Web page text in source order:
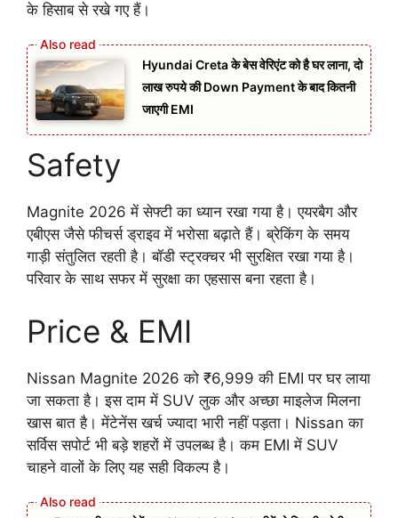
के हिसाब से रखे गए हैं।
Hyundai Creta के बेस वेरिएंट को है घर लाना, दो
लाख रुपये की Down Payment के बाद कितनी
जाएगी EMI
Safety
Magnite 2026 में सेफ्टी का ध्यान रखा गया है। एयरबैग और
एबीएस जैसे फीचर्स ड्राइव में भरोसा बढ़ाते हैं। ब्रेकिंग के समय
गाड़ी संतुलित रहती है। बॉडी स्ट्रक्चर भी सुरक्षित रखा गया है।
परिवार के साथ सफर में सुरक्षा का एहसास बना रहता है।
Price & EMI
Nissan Magnite 2026 को ₹6,999 की EMI पर घर लाया
जा सकता है। इस दाम में SUV लुक और अच्छा माइलेज मिलना
खास बात है। मेंटेनेंस खर्च ज्यादा भारी नहीं पड़ता। Nissan का
सर्विस सपोर्ट भी बड़े शहरों में उपलब्ध है। कम EMI में SUV
चाहने वालों के लिए यह सही विकल्प है।